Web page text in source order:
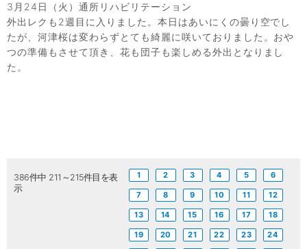
3月24日（火）通所リハビリテーション
外出レクも2週目に入りました。本日はあいにくの曇り空でし
たが、河津桜は変わらずとても綺麗に咲いておりました。おや
つの準備もさせて頂き、花も団子も楽しめる外出となりまし
た。
386件中 211～215件目を表
示
1 2 3 4 5 6
7 8 9 10 11 12
13 14 15 16 17 18
19 20 21 22 23 24